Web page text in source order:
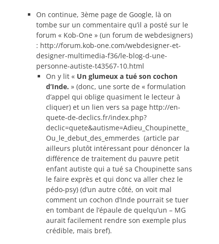
On continue, 3ème page de Google, là on
tombe sur un commentaire qu’il a posté sur le
forum « Kob-One » (un forum de webdesigners)
: http://forum.kob-one.com/webdesigner-et-
designer-multimedia-f36/le-blog-d-une-
personne-autiste-t43567-10.html
On y lit « Un glumeux a tué son cochon
d’Inde. » (donc, une sorte de « formulation
d’appel qui oblige quasiment le lecteur à
cliquer) et un lien vers sa page http://en-
quete-de-declics.fr/index.php?
declic=quete&autisme=Adieu_Choupinette_
Ou_le_debut_des_emmerdes (article par
ailleurs plutôt intéressant pour dénoncer la
différence de traitement du pauvre petit
enfant autiste qui a tué sa Choupinette sans
le faire exprès et qui donc va aller chez le
pédo-psy) (d’un autre côté, on voit mal
comment un cochon d’Inde pourrait se tuer
en tombant de l’épaule de quelqu’un – MG
aurait facilement rendre son exemple plus
crédible, mais bref).